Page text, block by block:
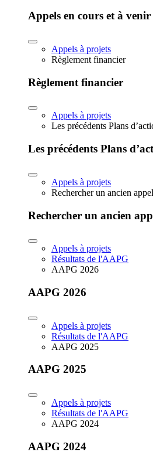
Appels en cours et à venir
Appels à projets
Règlement financier
Règlement financier
Appels à projets
Les précédents Plans
Les précédents Plans
Appels à projets
Rechercher un ancien
Rechercher un ancien
Appels à projets
Résultats de l'AAPG
AAPG 2026
AAPG 2026
Appels à projets
Résultats de l'AAPG
AAPG 2025
AAPG 2025
Appels à projets
Résultats de l'AAPG
AAPG 2024
AAPG 2024